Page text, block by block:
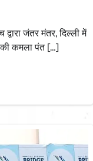
जंतर मंतर, दिल्ली में
की कमला पंत […]